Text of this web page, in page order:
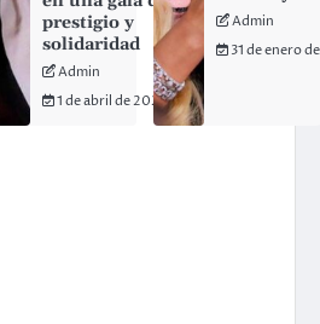
prestigio y
solidaridad
Admin
1 de abril de 2026
Admin
31 de enero